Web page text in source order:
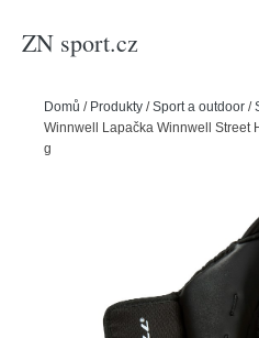
ZN sport.cz
Domů / Produkty /Sport a outdoor /
Winnwell Lapačka Winnwell Street
gard